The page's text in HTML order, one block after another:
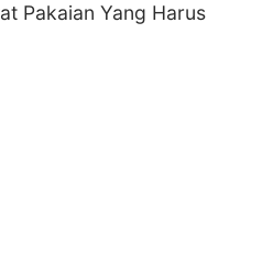
Pakaian Yang Harus